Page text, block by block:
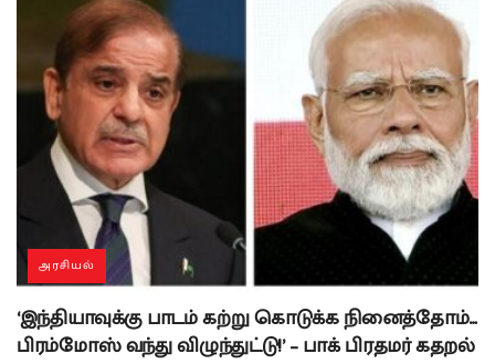
அரசியல்
‘இந்தியாவுக்கு பாடம் கற்று கொடுக்க நினைத்தோம்…
பிரம்மோஸ் வந்து விழுந்துட்டு!’ – பாக் பிரதமர் கதறல்